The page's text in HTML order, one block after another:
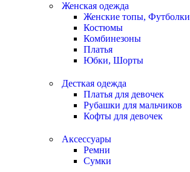
Женская одежда
Женские топы, Футболки
Костюмы
Комбинезоны
Платья
Юбки, Шорты
Десткая одежда
Платья для девочек
Рубашки для мальчиков
Кофты для девочек
Аксессуары
Ремни
Сумки